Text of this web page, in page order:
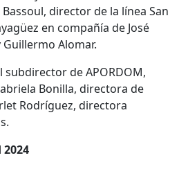
director de la línea San
en compañía de José
Guillermo Alomar.
subdirector de APORDOM,
Bonilla, directora de
Rodríguez, directora